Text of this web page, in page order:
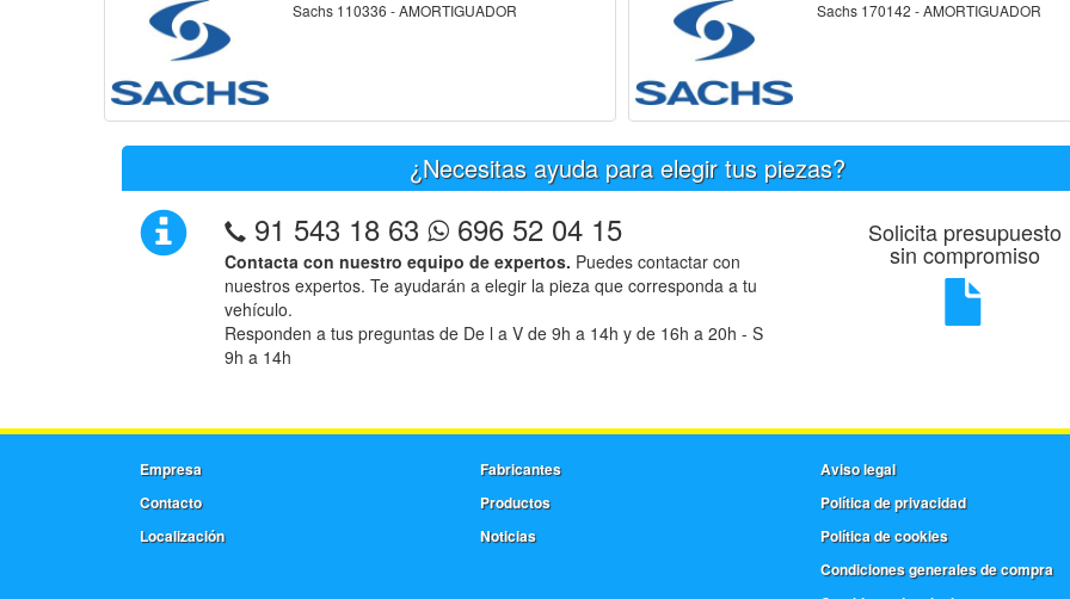
Sachs 110336 - AMORTIGUADOR Sachs 170142 - AMORTIGUADOR
¿Necesitas ayuda para elegir tus piezas?
91 543 18 63 696 52 04 15
Contacta con nuestro equipo de expertos. Puedes contactar con
nuestros expertos. Te ayudarán a elegir la pieza que corresponda a tu
vehículo.
Responden a tus preguntas de De l a V de 9h a 14h y de 16h a 20h - S
9h a 14h
Solicita presupuesto
sin compromiso
Empresa
Contacto
Localización
Fabricantes
Productos
Noticias
Aviso legal
Política de privacidad
Política de cookies
Condiciones generales de compra